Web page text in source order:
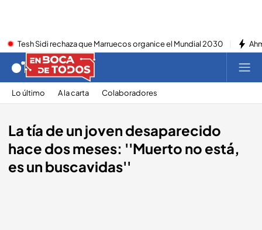
Tesh Sidi rechaza que Marruecos organice el Mundial 2030
Lo último A la carta Colaboradores
La tía de un joven desaparecido
hace dos meses: ''Muerto no está,
es un buscavidas''